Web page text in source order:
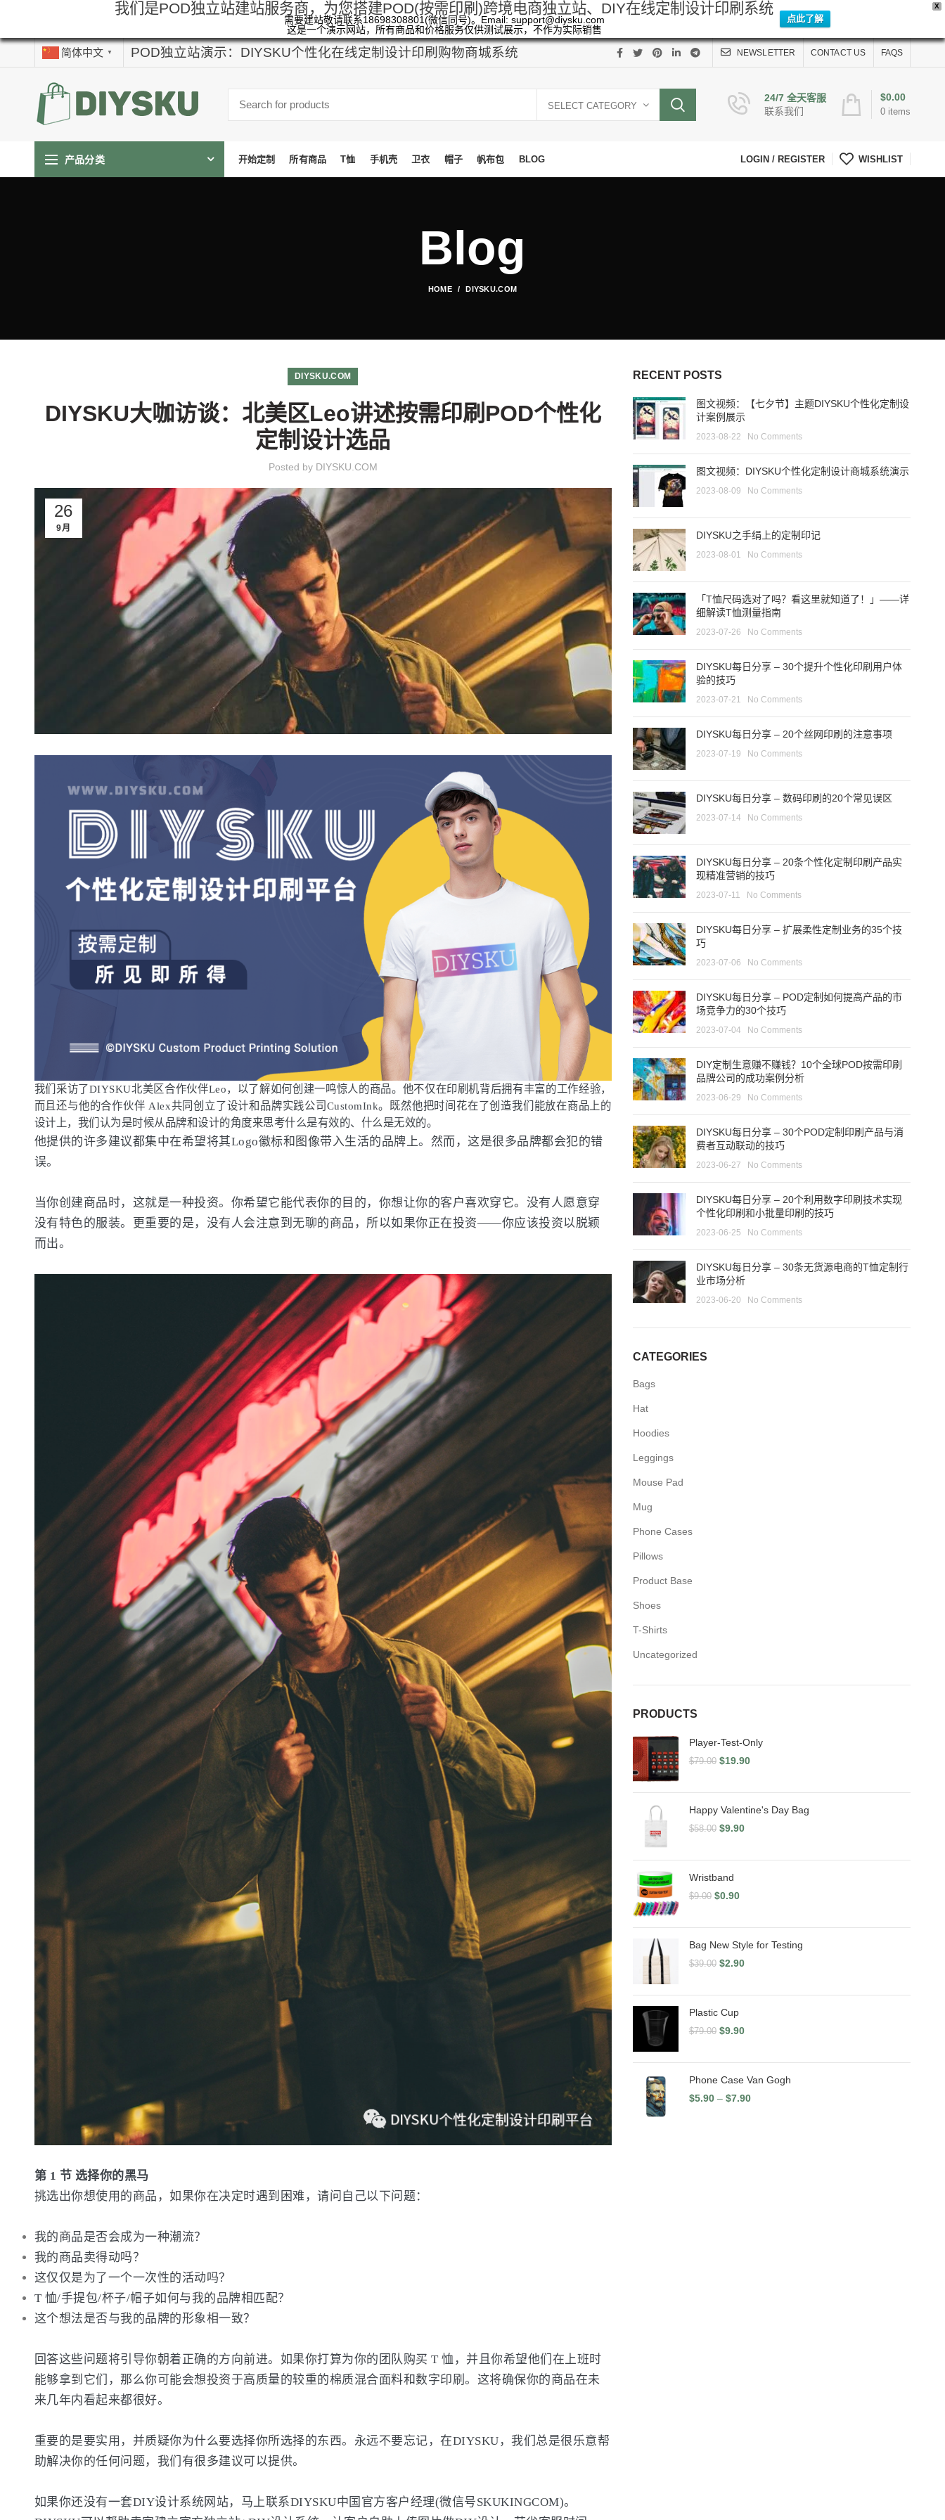
X
我们是POD独立站建站服务商，为您搭建POD(按需印刷)跨境电商独立站、DIY在线定制设计印刷系统
需要建站敬请联系18698308801(微信同号)。Email: support@diysku.com
这是一个演示网站，所有商品和价格服务仅供测试展示，不作为实际销售
点此了解
简体中文 ▼ POD独立站演示：DIYSKU个性化在线定制设计印刷购物商城系统 NEWSLETTER CONTACT US FAQS
SELECT CATEGORY
24/7 全天客服
联系我们
0 items
$0.00
产品分类 开始定制 所有商品 T恤 手机壳 卫衣 帽子 帆布包 BLOG LOGIN / REGISTER WISHLIST
Blog
HOME DIYSKU.COM
DIYSKU.COM
DIYSKU大咖访谈：北美区Leo讲述按需印刷POD个性化
定制设计选品
Posted by DIYSKU.COM
26
9月
我们采访了DIYSKU北美区合作伙伴Leo，以了解如何创建一鸣惊人的商品。 他不仅在印刷机背后拥有丰富的工作经验，
而且还与他的合作伙伴 Alex共同创立了设计和品牌实践公司CustomInk。
既然他把时间花在了创造我们能放在商品上的
设计上，我们认为是时候从品牌和设计的角度来思考什么是有效的、什么是无效的。
他提供的许多建议都集中在希望将其Logo徽标和图像带入生活的品牌上。然而，这是很多品牌都会犯的错
误。
当你创建商品时，这就是一种投资。你希望它能代表你的目的，你想让你的客户喜欢穿它。没有人愿意穿
没有特色的服装。更重要的是，没有人会注意到无聊的商品，所以如果你正在投资——你应该投资以脱颖
而出。
第 1 节 选择你的黑马
挑选出你想使用的商品，如果你在决定时遇到困难，请问自己以下问题：
我的商品是否会成为一种潮流？
我的商品卖得动吗？
这仅仅是为了一个一次性的活动吗？
T 恤/手提包/杯子/帽子如何与我的品牌相匹配？
这个想法是否与我的品牌的形象相一致？
回答这些问题将引导你朝着正确的方向前进。如果你打算为你的团队购买 T 恤，并且你希望他们在上班时
能够拿到它们，那么你可能会想投资于高质量的较重的棉质混合面料和数字印刷。这将确保你的商品在未
来几年内看起来都很好。
重要的是要实用，并质疑你为什么要选择你所选择的东西。永远不要忘记，在DIYSKU，我们总是很乐意帮
助解决你的任何问题，我们有很多建议可以提供。
如果你还没有一套DIY设计系统网站，马上联系DIYSKU中国官方客户经理(微信号SKUKINGCOM)。
RECENT POSTS
图文视频：【七夕节】主题DIYSKU个性化定制设
计案例展示
2023-08-22 No Comments
图文视频：DIYSKU个性化定制设计商城系统演示
2023-08-09 No Comments
DIYSKU之手绢上的定制印记
2023-08-01 No Comments
「T恤尺码选对了吗？看这里就知道了！」——详
细解读T恤测量指南
2023-07-26 No Comments
DIYSKU每日分享 – 30个提升个性化印刷用户体
验的技巧
2023-07-21 No Comments
DIYSKU每日分享 – 20个丝网印刷的注意事项
2023-07-19 No Comments
DIYSKU每日分享 – 数码印刷的20个常见误区
2023-07-14 No Comments
DIYSKU每日分享 – 20条个性化定制印刷产品实
现精准营销的技巧
2023-07-11 No Comments
DIYSKU每日分享 – 扩展柔性定制业务的35个技
巧
2023-07-06 No Comments
DIYSKU每日分享 – POD定制如何提高产品的市
场竞争力的30个技巧
2023-07-04 No Comments
DIY定制生意赚不赚钱？10个全球POD按需印刷
品牌公司的成功案例分析
2023-06-29 No Comments
DIYSKU每日分享 – 30个POD定制印刷产品与消
费者互动联动的技巧
2023-06-27 No Comments
DIYSKU每日分享 – 20个利用数字印刷技术实现
个性化印刷和小批量印刷的技巧
2023-06-25 No Comments
DIYSKU每日分享 – 30条无货源电商的T恤定制行
业市场分析
2023-06-20 No Comments
CATEGORIES
Bags
Hat
Hoodies
Leggings
Mouse Pad
Mug
Phone Cases
Pillows
Product Base
Shoes
T-Shirts
Uncategorized
PRODUCTS
Player-Test-Only
$79.00 $19.90
Happy Valentine's Day Bag
$58.00 $9.90
Wristband
$9.00 $0.90
Bag New Style for Testing
$39.00 $2.90
Plastic Cup
$79.00 $9.90
Phone Case Van Gogh
$5.90– $7.90